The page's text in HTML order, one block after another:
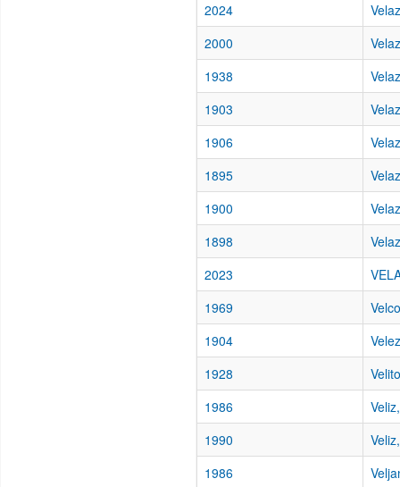
2024
2000
1938
1903
1906
1895
1900
1898
2023
1969
1904
1928
1986
1990
1986